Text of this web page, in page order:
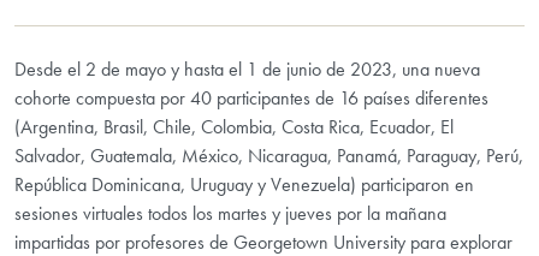
Desde el 2 de mayo y hasta el 1 de junio de 2023, una nueva
cohorte compuesta por 40 participantes de 16 países diferentes
(Argentina, Brasil, Chile, Colombia, Costa Rica, Ecuador, El
Salvador, Guatemala, México, Nicaragua, Panamá, Paraguay, Perú,
República Dominicana, Uruguay y Venezuela) participaron en
sesiones virtuales todos los martes y jueves por la mañana
impartidas por profesores de Georgetown University para explorar